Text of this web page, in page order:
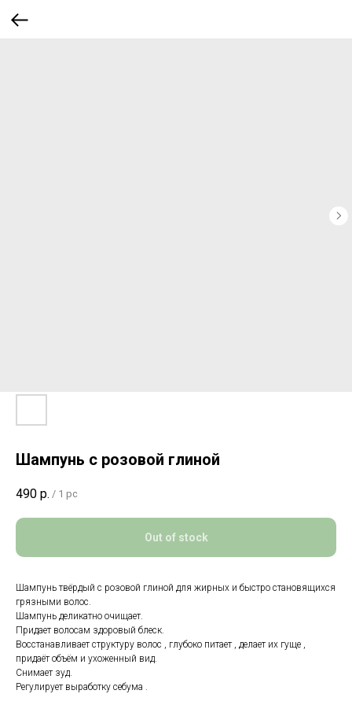
Шампунь с розовой глиной
490 р. / 1 pc
Out of stock
Шампунь твёрдый с розовой глиной для жирных и быстро становящихся
грязными волос.
Шампунь деликатно очищает.
Придает волосам здоровый блеск.
Восстанавливает структуру волос , глубоко питает , делает их гуще ,
придаёт объём и ухоженный вид.
Снимает зуд.
Регулирует выработку себума .